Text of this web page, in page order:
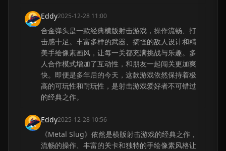
Eddy2025-12-28 11:00
合金弹头是一款经典横版射击游戏，操作流畅、打
击感十足。丰富多样的武器、搞怪的敌人设计和精
美手绘像素画风，让每一关都充满挑战与乐趣。多
人合作模式增加了互动性，和朋友一起闯关更加爽
快。即便是多年后的今天，这款游戏依然保持着极
高的可玩性和耐玩性，是射击游戏爱好者不可错过
的经典之作。
Eddy2025-12-28 10:56
《Metal Slug》依然是横版射击游戏的经典之作，
流畅的操作、丰富的关卡和独特的手绘像素风格让